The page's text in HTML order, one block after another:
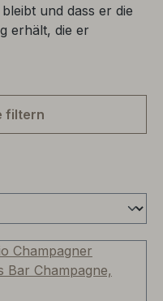
und dass er die
erhält, die er
filtern